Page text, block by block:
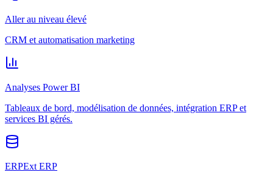
Aller au niveau élevé
CRM et automatisation marketing
Analyses Power BI
Tableaux de bord, modélisation de données, intégration ERP et
services BI gérés.
ERPExt ERP